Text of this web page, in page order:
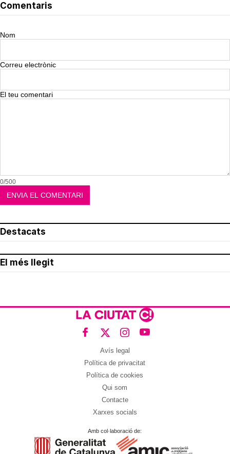
Comentaris
Nom
Correu electrònic
El teu comentari
0/500
Destacats
El més llegit
Avís legal
Política de privacitat
Política de cookies
Qui som
Contacte
Xarxes socials
Amb col·laboració de: